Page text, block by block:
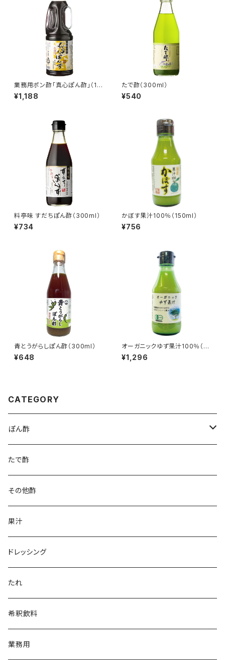
業務用ポン酢「真心ぽん酢」（18
00ml）
¥1,188
たで酢（300ml）
¥540
料亭味 すだちぽん酢（300ml）
¥734
かぼす果汁100％（150ml）
¥756
青とうがらしぽん酢（300ml）
¥648
オーガニックゆず果汁100％（有
機ゆず果汁）
¥1,296
CATEGORY
ぽん酢
家庭用
業務用
たで酢
その他酢
果汁
ドレッシング
たれ
希釈飲料
業務用